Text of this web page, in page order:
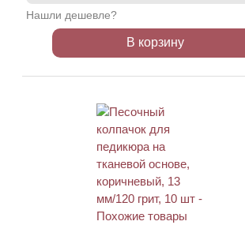
Нашли дешевле?
В корзину